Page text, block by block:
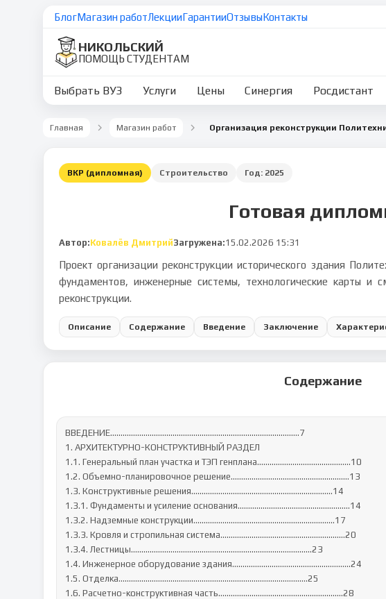
БлогМагазин работЛекцииГарантииОтзывыКонтакты
НИКОЛЬСКИЙ
ПОМОЩЬ СТУДЕНТАМ
Выбрать ВУЗ Услуги Цены Синергия Росдистант
Главная Магазин работ
ВКР (дипломная) Строительство Год: 2025
Готовая
Автор:Ковалёв ДмитрийЗагружена:15.02.2026 15:31
Проект организации реконструкции исторического здания
фундаментов, инженерные системы, технологические карты и
реконструкции.
Описание Содержание Введение Заключение
Содержание
ВВЕДЕНИЕ……………………………………………………………………………….7
1. АРХИТЕКТУРНО-КОНСТРУКТИВНЫЙ РАЗДЕЛ
1.1. Генеральный план участка и ТЭП генплана………………………………………10
1.2. Объемно-планировочное решение…………………………………………………13
1.3. Конструктивные решения…………………………………………………………..14
1.3.1. Фундаменты и усиление основания……………………………………………...14
1.3.2. Надземные конструкции……………………………………………………...…..17
1.3.3. Кровля и стропильная система……………………………………………...……20
1.3.4. Лестницы……………………………………………………………………...…...23
1.4. Инженерное оборудование здания…………………………………………………24
1.5. Отделка…………………………………………………………………………...….25
1.6. Расчетно-конструктивная часть……………………………………………………28